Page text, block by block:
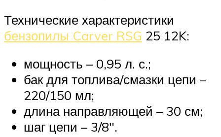
Технические характеристики
бензопилы Carver RSG 25 12K:
мощность – 0,95 л. с.;
бак для топлива/смазки цепи –
220/150 мл;
длина направляющей – 30 см;
шаг цепи – 3/8″.